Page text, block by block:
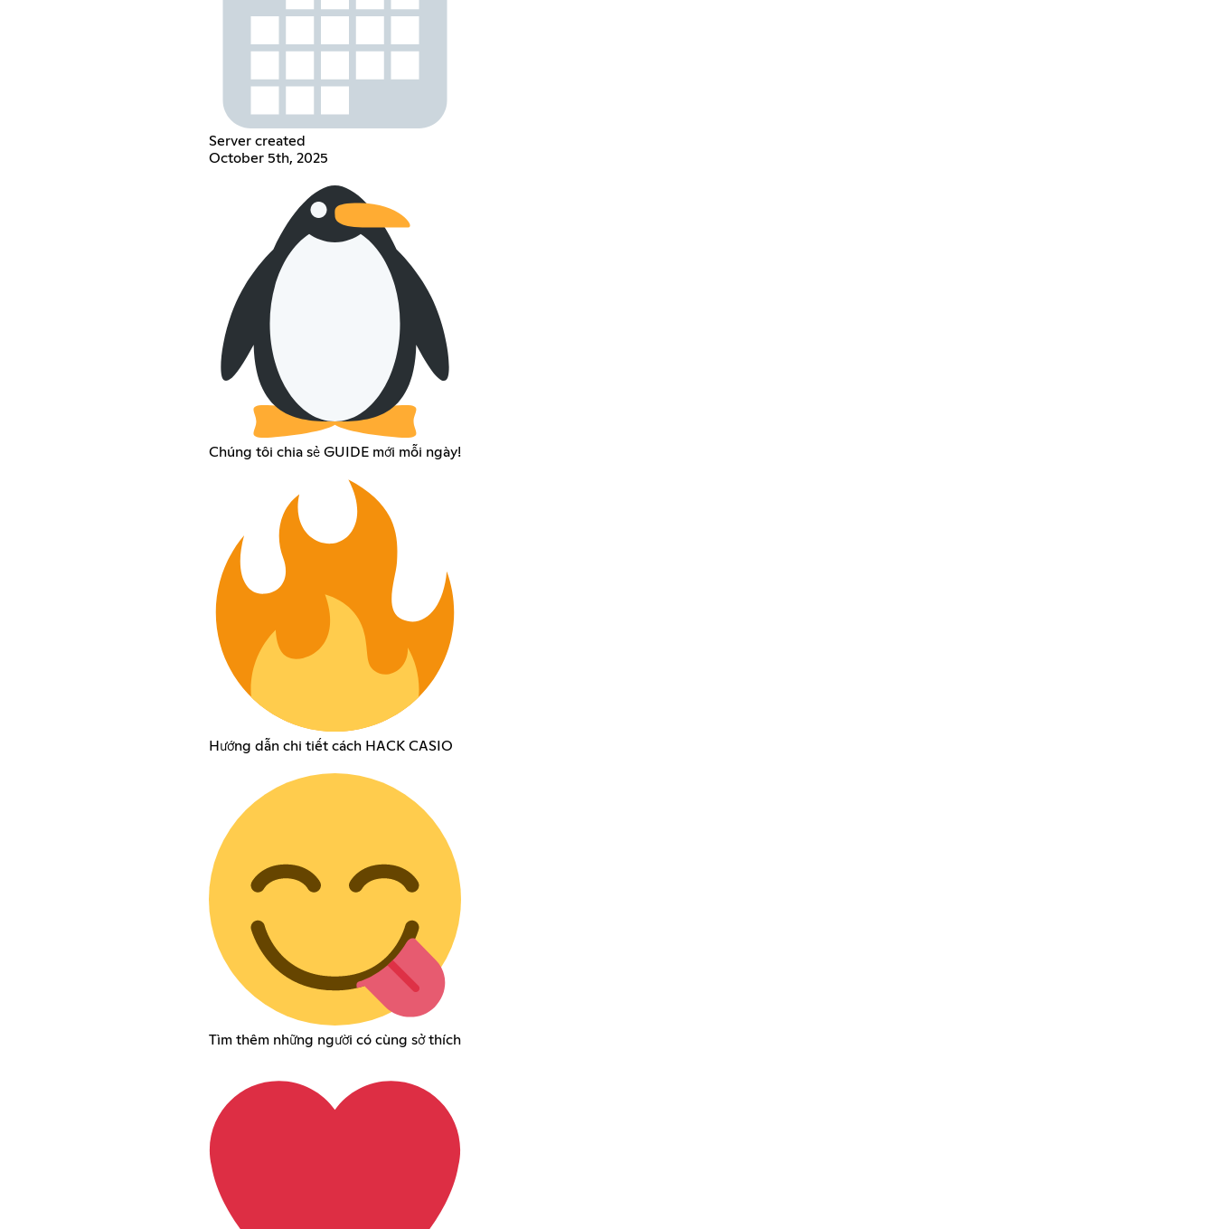
Server created
October 5th, 2025
Chúng tôi chia sẻ GUIDE mới mỗi ngày!
Hướng dẫn chi tiết cách HACK CASIO
Tìm thêm những người có cùng sở thích